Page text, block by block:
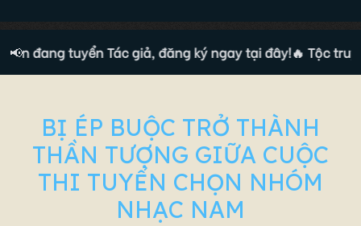
📢đang tuyển Tác giả, đăng ký ngay tại đây!🔥 Tộc
BỊ ÉP BUỘC TRỞ THÀNH
THẦN TƯỢNG GIỮA CUỘC
THI TUYỂN CHỌN NHÓM
NHẠC NAM